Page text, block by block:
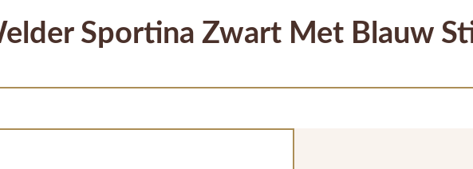
Sportina Zwart Met Blauw